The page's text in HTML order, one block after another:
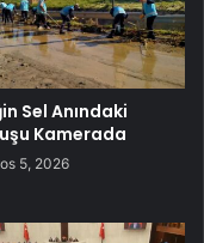
Sel Anındaki
Kamerada
5, 2026